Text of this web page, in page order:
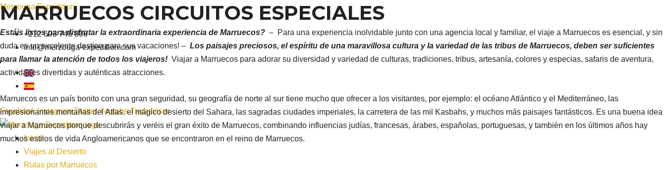
Ir
al
contenido
Merzouga Expedition
+212 603 745 808
info@merzouga-expedition.com
Facebook Instagram Twitter Youtube Tripadvisor
Inicio
Viajes al Desierto
Rutas por Marruecos
MARRUECOS CIRCUITOS ESPECIALES
Estáis listos para disfrutar la extraordinaria experiencia de Marruecos? – Para una experiencia inolvidable junto con una agencia local y familiar, el viaje a Marruecos es esencial, y sin
duda es un excelente destino para sus vacaciones! – Los paisajes preciosos, el espíritu de una maravillosa cultura y la variedad de las tribus de Marruecos, deben ser suficientes
para llamar la atención de todos los viajeros! Viajar a Marruecos para adorar su diversidad y variedad de culturas, tradiciones, tribus, artesanía, colores y especias, safaris de aventura,
actividades divertidas y auténticas atracciones.
Marruecos es un país bonito con una gran seguridad, su geografía de norte al sur tiene mucho que ofrecer a los visitantes, por ejemplo: el océano Atlántico y el Mediterráneo, las
impresionantes montañas del Atlas, el mágico desierto del Sahara, las sagradas ciudades imperiales, la carretera de las mil Kasbahs, y muchos más paisajes fantásticos. Es una buena idea
viajar a Marruecos porque descubrirás y veréis el gran éxito de Marruecos, combinando influencias judías, francesas, árabes, españolas, portuguesas, y también en los últimos años hay
muchos estilos de vida Angloamericanos que se encontraron en el reino de Marruecos.